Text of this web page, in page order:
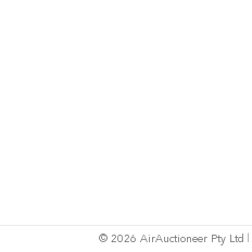
© 2026 AirAuctioneer Pty Ltd